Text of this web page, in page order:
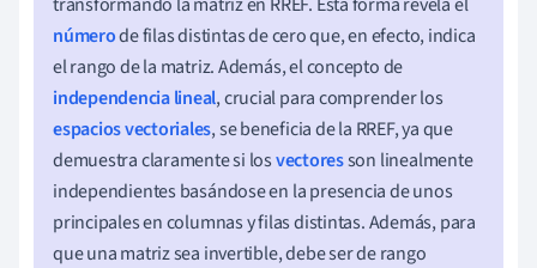
númerode filas distintas de cero que, en efecto, indica
el rango de la matriz. Además, el concepto de
independencia lineal, crucial para comprender los
espacios vectoriales, se beneficia de la RREF, ya que
demuestra claramente si losvectoresson linealmente
independientes basándose en la presencia de unos
principales en columnas y filas distintas. Además, para
que una matriz sea invertible, debe ser de rango